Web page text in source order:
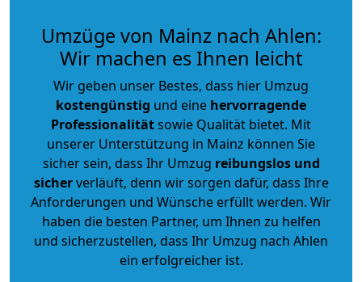
Umzüge von Mainz nach Ahlen:
Wir machen es Ihnen leicht
Wir geben unser Bestes, dass hier Umzug
kostengünstig und eine hervorragende
Professionalitätsowie Qualität bietet. Mit
unserer Unterstützung in Mainz können Sie
sicher sein, dass Ihr Umzug reibungslos und
sicherverläuft, denn wir sorgen dafür, dass Ihre
Anforderungen und Wünsche erfüllt werden. Wir
haben die besten Partner, um Ihnen zu helfen
und sicherzustellen, dass Ihr Umzug nach Ahlen
ein erfolgreicher ist.